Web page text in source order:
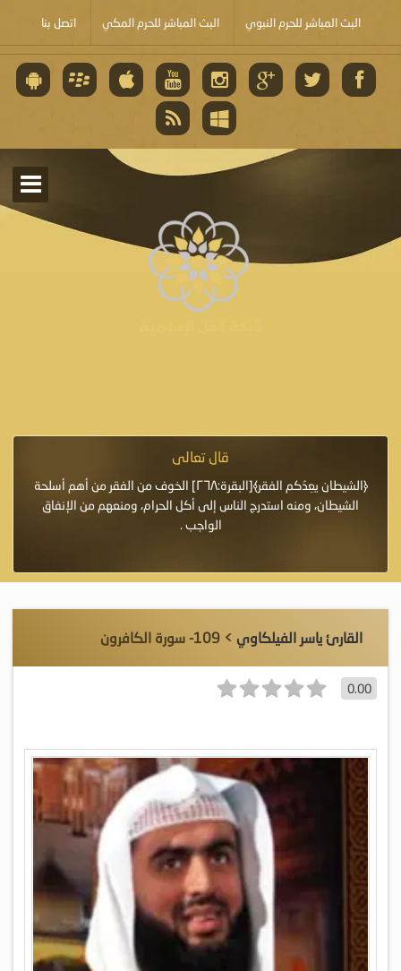
البث المباشر للحرم النبوي البث المباشر للحرم المكي اتصل بنا
قال تعالى
﴿الشيطان يعِدُكم الفقر﴾[البقرة:٢٦٨] الخوف من الفقر من أهم أسلحة
الشيطان، ومنه استدرج الناس إلى أكل الحرام، ومنعهم من الإنفاق
الواجب .
القارئ ياسر الفيلكاوي > 109- سورة الكافرون
0.00